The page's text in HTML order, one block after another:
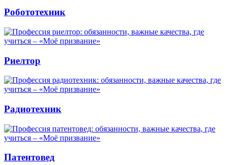
Робототехник
Риелтор
Радиотехник
Патентовед